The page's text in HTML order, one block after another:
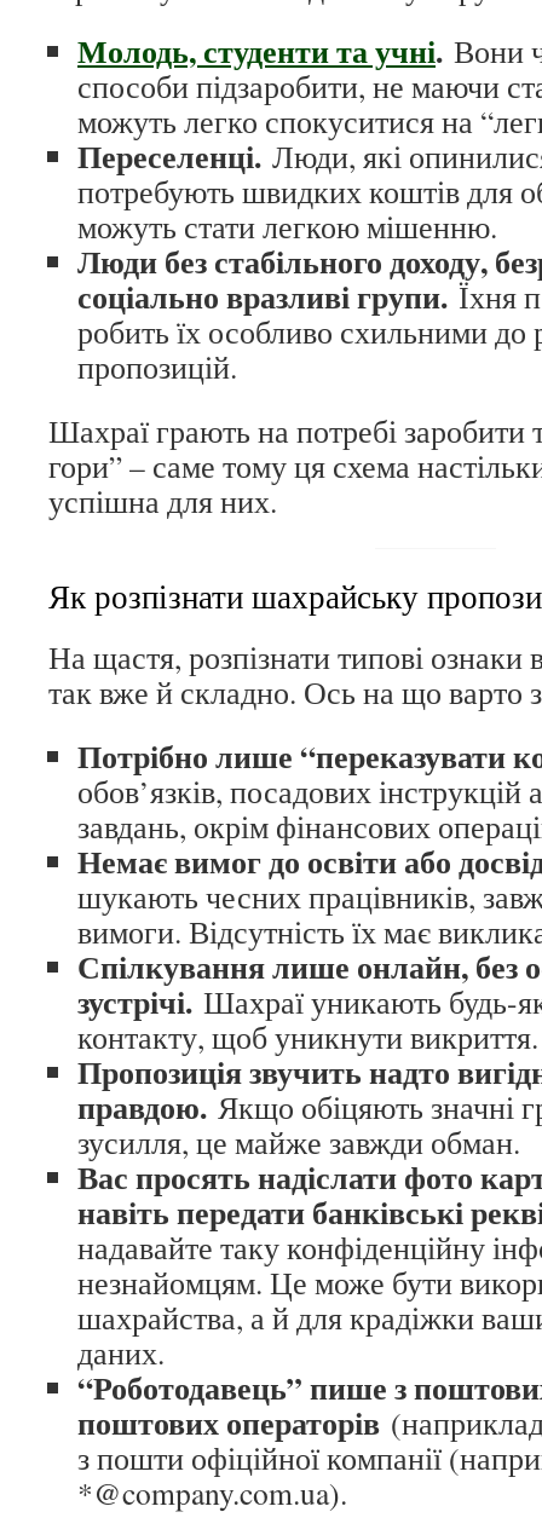
Молодь, студенти та учні. Вони
способи підзаробити, не маючи
можуть легко спокуситися на
Переселенці. Люди, які
потребують швидких коштів для
можуть стати легкою мішенню.
Люди без стабільного доходу,
соціально вразливі групи. Їхня
робить їх особливо схильними до
пропозицій.
Шахраї грають на потребі заробити
гори” – саме тому ця схема
успішна для них.
Як розпізнати шахрайську
На щастя, розпізнати типові ознаки
так вже й складно. Ось на що варто
Потрібно лише “переказувати
обов’язків, посадових
завдань, окрім фінансових
Немає вимог до освіти або
шукають чесних працівників,
вимоги. Відсутність їх має
Спілкування лише онлайн, без
зустрічі. Шахраї уникають будь-
контакту, щоб уникнути викриття.
Пропозиція звучить надто
правдою. Якщо обіцяють значні
зусилля, це майже завжди обман.
Вас просять надіслати фото
навіть передати банківські
надавайте таку конфіденційну
незнайомцям. Це може бути
шахрайства, а й для крадіжки
даних.
“Роботодавець” пише з
поштових операторів
з пошти офіційної компанії
*@company.com.ua).